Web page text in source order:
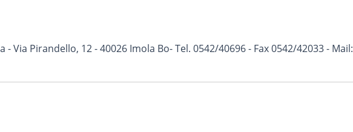
- Via Pirandello, 12 - 40026 Imola Bo- Tel. 0542/40696 - Fax 0542/42033 - Mail: